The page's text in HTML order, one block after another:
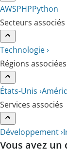
AWSPHPPython
Secteurs associés
Technologie ›
Régions associées
États-Unis ›
Services associés
Développement ›
Vous avez